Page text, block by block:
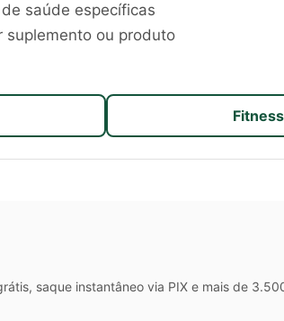
saúde específicas
suplemento ou produto
Fitness
saque instantâneo via PIX e mais de